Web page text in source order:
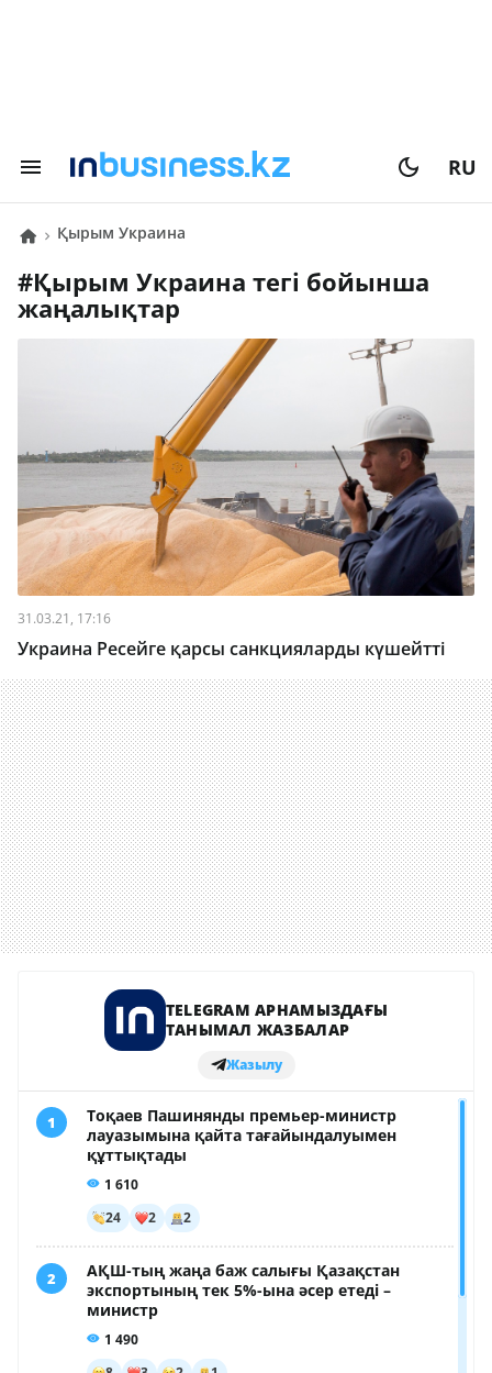
RU
Қырым Украина
# Қырым Украина тегі бойынша
жаңалықтар
31.03.21, 17:16
Украина Ресейге қарсы санкцияларды күшейтті